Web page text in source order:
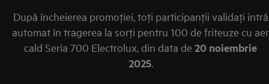
După încheierea promoţiei, toţi participanţii validaţi intră
automat în tragerea la sorţi pentru 100 de friteuze cu aer
cald Seria 700 Electrolux, din data de20 noiembrie
2025.